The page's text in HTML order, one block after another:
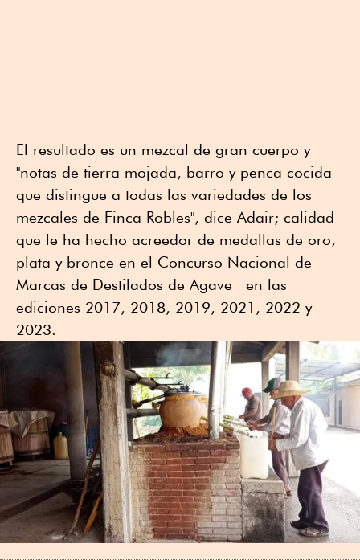
El resultado es un mezcal de gran cuerpo y
"notas de tierra mojada, barro y penca cocida
que distingue a todas las variedades de los
mezcales de Finca Robles", dice Adair; calidad
que le ha hecho acreedor de medallas de oro,
plata y bronce en el Concurso Nacional de
Marcas de Destilados de Agave en las
ediciones 2017, 2018, 2019, 2021, 2022 y
2023.